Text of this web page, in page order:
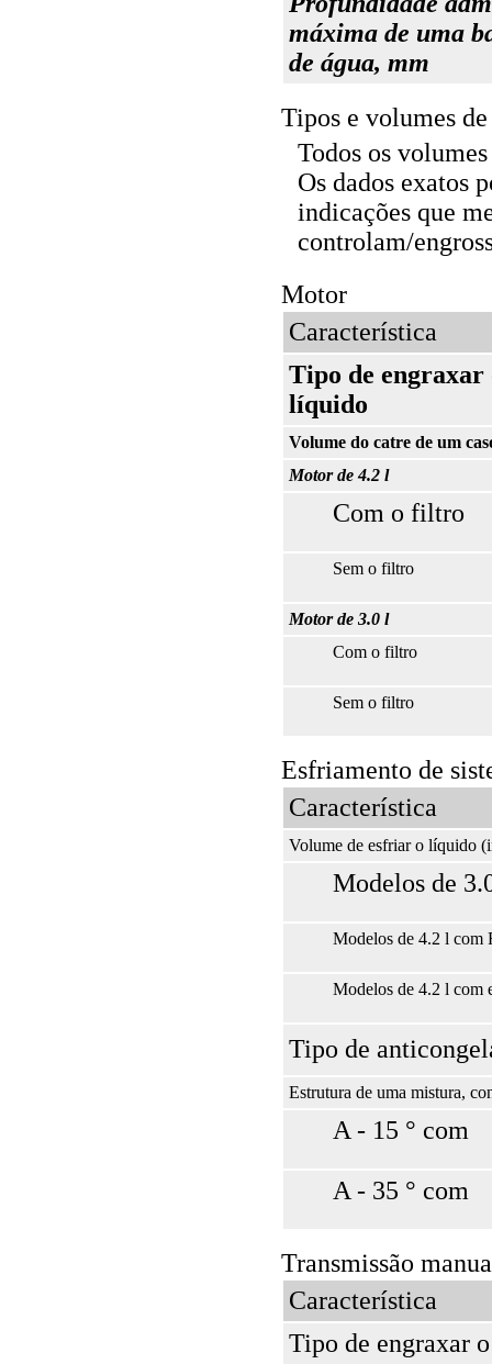
máxima de uma
de água, mm
Tipos e volumes
Todos os
Os dados exatos
indicações que
controlam/
Motor
Característica
Tipo de engraxar
líquido
Volume do catre de um
Motor de 4.2 l
Com o filtro
Sem o filtro
Motor de 3.0 l
Com o filtro
Sem o filtro
Esfriamento de
Característica
Volume de esfriar o líquido
Modelos de
Modelos de 4.2 l com
Modelos de 4.2 l com
Tipo de
Estrutura de uma mistura,
A - 15 ° com
A - 35 ° com
Transmissão
Característica
Tipo de engraxar